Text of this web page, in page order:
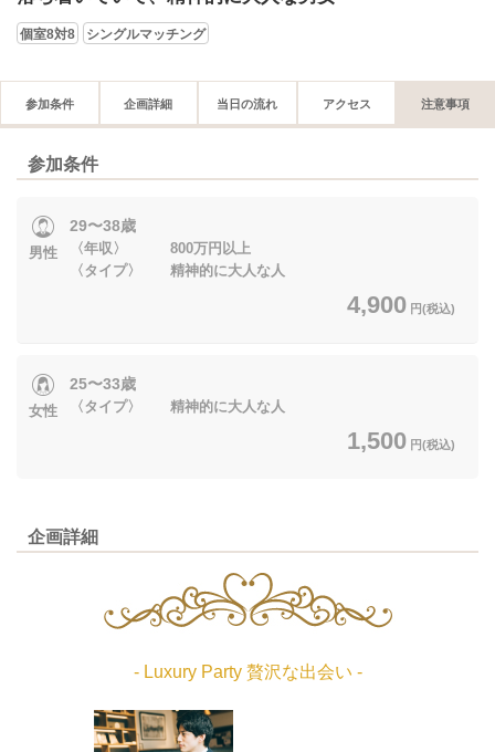
個室8対8 シングルマッチング
参加条件 企画詳細 当日の流れ アクセス 注意事項
参加条件
男性
29〜38歳
〈年収〉 800万円以上
〈タイプ〉 精神的に大人な人
4,900 円(税込)
女性
25〜33歳
〈タイプ〉 精神的に大人な人
1,500 円(税込)
企画詳細
- Luxury Party 贅沢な出会い -